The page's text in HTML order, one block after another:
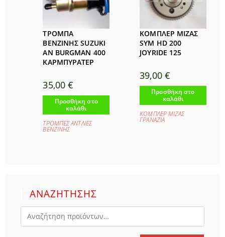
ΤΡΟΜΠΑ
ΒΕΝΖΙΝΗΣ SUZUKI
AN BURGMAN 400
ΚΑΡΜΠΥΡΑΤΕΡ
35,00€
Προσθήκη στο
καλάθι
ΤΡΟΜΠΕΣ ΑΝΤΛΙΕΣ
ΒΕΝΖΙΝΗΣ
ΚΟΜΠΛΕΡ ΜΙΖΑΣ
SYM HD 200
JOYRIDE 125
39,00 €
Προσθήκη στο
καλάθι
ΚΟΜΠΛΕΡ ΜΙΖΑΣ
ΓΡΑΝΑΖΙΑ
ΑΝΑΖΗΤΗΣΗΣ